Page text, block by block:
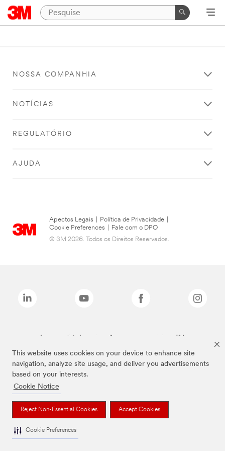
This website uses cookies on your device to enhance site
navigation, analyze site usage, and deliver you advertisements
based on your interests.
Cookie Notice
Reject Non-Essential Cookies Accept Cookies
Cookie Preferences
NOSSA COMPANHIA
NOTÍCIAS
REGULATÓRIO
AJUDA
Apectos Legais Política de Privacidade
Cookie Preferences
Fale com o DPO
© 3M 2026. Todos os Direitos Reservados.
As marcas listadas a cima são marcas comerciais da 3M.